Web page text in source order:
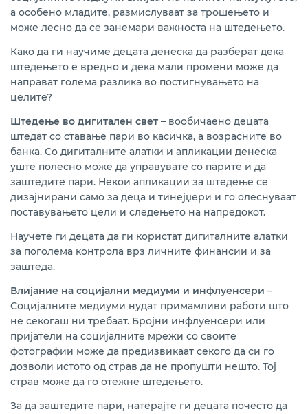
а особено младите, размислуваат за трошењето и
може лесно да се занемари важноста на штедењето.
Како да ги научиме децата денеска да разберат дека
штедењето е вредно и дека мали промени може да
направат голема разлика во постигнувањето на
целите?
Штедење во дигитален свет – вообичаено децата
штедат со ставање пари во касичка, а возрасните во
банка. Со дигиталните алатки и апликации денеска
уште полесно може да управувате со парите и да
заштедите пари. Некои апликации за штедење се
дизајнирани само за деца и тинејџери и го олеснуваат
поставувањето цели и следењето на напредокот.
Научете ги децата да ги користат дигиталните алатки
за поголема контрола врз личните финансии и за
заштеда.
Влијание на социјални медиуми и инфлуенсери –
Социјалните медиуми нудат примамливи работи што
не секогаш ни требаат. Бројни инфлуенсери или
пријатели на социјалните мрежи со своите
фотографии може да предизвикаат секого да си го
дозволи истото од страв да не пропушти нешто. Тој
страв може да го отежне штедењето.
За да заштедите пари, натерајте ги децата почесто да